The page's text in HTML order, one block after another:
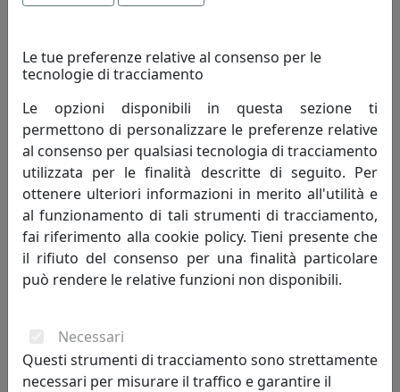
LAMPADA A SOSPENSIONE A 3 LUCI FUTURE 1155CR/S3 TMIX-CR
CROMO
396,00 €
Le tue preferenze relative al consenso per le
tecnologie di tracciamento
Le opzioni disponibili in questa sezione ti
permettono di personalizzare le preferenze relative
al consenso per qualsiasi tecnologia di tracciamento
utilizzata per le finalità descritte di seguito. Per
ottenere ulteriori informazioni in merito all'utilità e
al funzionamento di tali strumenti di tracciamento,
fai riferimento alla cookie policy. Tieni presente che
il rifiuto del consenso per una finalità particolare
può rendere le relative funzioni non disponibili.
Necessari
Questi strumenti di tracciamento sono strettamente
necessari per misurare il traffico e garantire il